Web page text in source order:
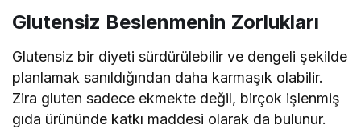
Glutensiz Beslenmenin Zorlukları
Glutensiz bir diyeti sürdürülebilir ve dengeli şekilde
planlamak sanıldığından daha karmaşık olabilir.
Zira gluten sadece ekmekte değil, birçok işlenmiş
gıda ürününde katkı maddesi olarak da bulunur.